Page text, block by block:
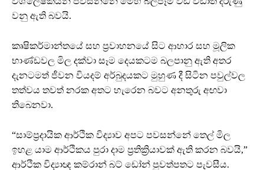
වනු ඇති බවයි.
කෘෂිකර්මාන්තයේ සහ ප්‍රවාහනයේ සිට ආහාර සහ මූලික
භාණ්ඩවල මිල දක්වා සෑම දෙයකටම බලපානු ඇති අතර
දැනටමත් ජීවන වියදම් අර්බුදයකට මුහුණ දී සිටින පවුල්වල
තත්වය තවත් නරක අතට හැරෙන බවට අනතුරු අඟවා
තිබෙනවා.
“සාම්ප්‍රදායික ආර්ථික විද්‍යාව අපට පවසන්නේ තෙල් මිල
ඉහළ යාම ආර්ථිකය පුරා දාම ප්‍රතික්‍රියාවක් ඇති කරන බවයි,”
ආර්ථික විද්‍යාඥ කම්රාන් බට් ඩෝන් පුවත්පතට පැවසීය.